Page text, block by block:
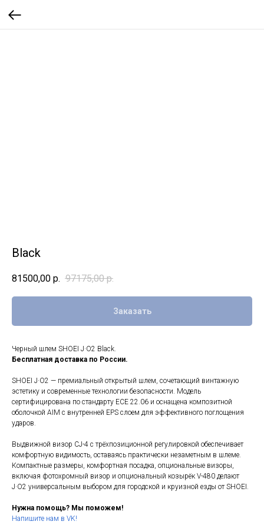
Black
81500,00 р. 97175,00 р.
Заказать
Черный шлем SHOEI J·O2 Black.
Бесплатная доставка по России.
SHOEI J·O2 — премиальный открытый шлем, сочетающий винтажную
эстетику и современные технологии безопасности. Модель
сертифицирована по стандарту ECE 22.06 и оснащена композитной
оболочкой AIM с внутренней EPS слоем для эффективного поглощения
ударов.
Выдвижной визор CJ-4 с трёхпозиционной регулировкой обеспечивает
комфортную видимость, оставаясь практически незаметным в шлеме.
Компактные размеры, комфортная посадка, опциональные визоры,
включая фотохромный визор и опциональный козырёк V-480 делают
J·O2 универсальным выбором для городской и круизной езды от SHOEI.
Нужна помощь? Мы поможем!
Напишите нам в VK!